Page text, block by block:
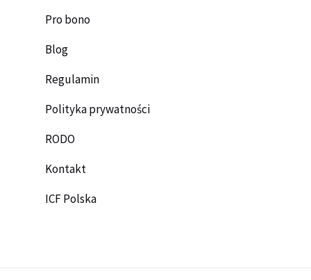
Pro bono
Blog
Regulamin
Polityka prywatności
RODO
Kontakt
ICF Polska